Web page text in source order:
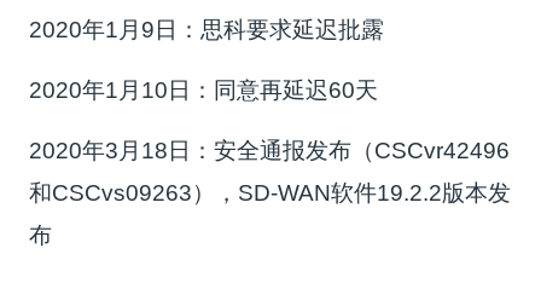
2020年1月9日：思科要求延迟批露
2020年1月10日：同意再延迟60天
2020年3月18日：安全通报发布（CSCvr42496
和CSCvs09263），SD-WAN软件19.2.2版本发
布